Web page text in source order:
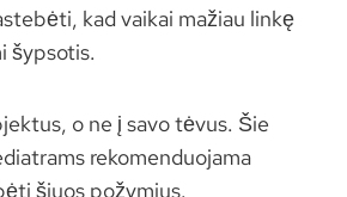
kad vaikai mažiau linkę
šypsotis.
o ne į savo tėvus. Šie
rekomenduojama
šiuos požymius.